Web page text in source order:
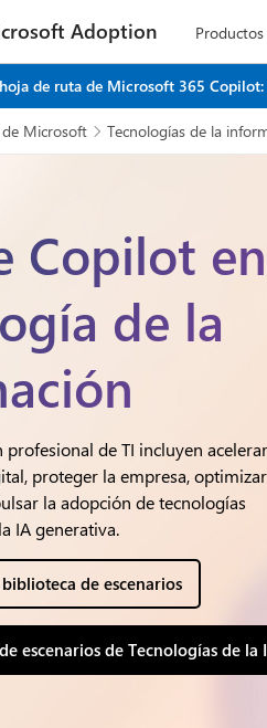
Adoption productos
de ruta de Microsoft 365
de Microsoft  Tecnologías de la
Copilot en
de la
profesional de TI incluyen
proteger la empresa,
la adopción de tecnologías
IA generativa.
de escenarios
escenarios de Tecnologías de